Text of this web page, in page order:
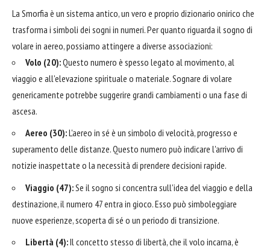
La Smorfia è un sistema antico, un vero e proprio dizionario onirico che
trasforma i simboli dei sogni in numeri. Per quanto riguarda il sogno di
volare in aereo, possiamo attingere a diverse associazioni:
Volo (20):Questo numero è spesso legato al movimento, al
viaggio e all'elevazione spirituale o materiale. Sognare di volare
genericamente potrebbe suggerire grandi cambiamenti o una fase di
ascesa.
Aereo (30):L'aereo in sé è un simbolo di velocità, progresso e
superamento delle distanze. Questo numero può indicare l'arrivo di
notizie inaspettate o la necessità di prendere decisioni rapide.
Viaggio (47):Se il sogno si concentra sull'idea del viaggio e della
destinazione, il numero 47 entra in gioco. Esso può simboleggiare
nuove esperienze, scoperta di sé o un periodo di transizione.
Libertà (4):Il concetto stesso di libertà, che il volo incarna, è